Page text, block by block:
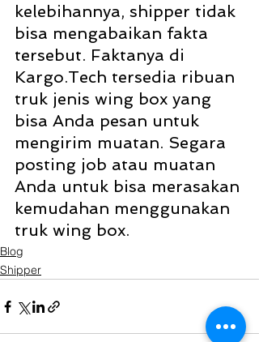
kelebihannya, shipper tidak
bisa mengabaikan fakta
tersebut. Faktanya di
Kargo.Tech tersedia ribuan
truk jenis wing box yang
bisa Anda pesan untuk
mengirim muatan. Segara
posting job atau muatan
Anda untuk bisa merasakan
kemudahan menggunakan
truk wing box.
Blog
Shipper